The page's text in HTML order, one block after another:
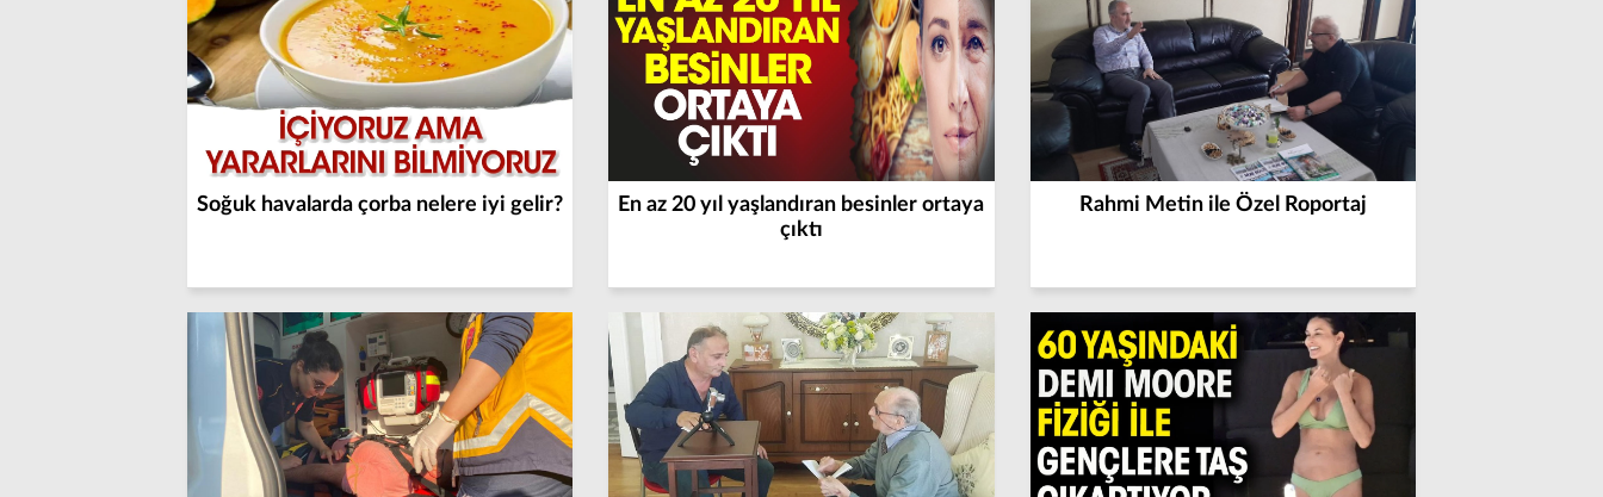
Soğuk havalarda çorba nelere iyi gelir?
En az 20 yıl yaşlandıran besinler ortaya
çıktı
Rahmi Metin ile Özel Roportaj